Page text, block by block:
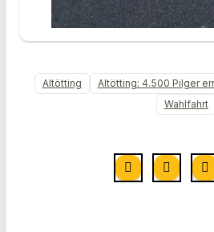
Altötting Altötting: 4.500 Pilger
Wahlfahrt